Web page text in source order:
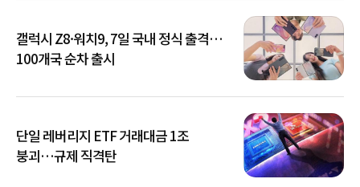
갤럭시 Z8·워치9, 7일 국내 정식 출격…
100개국 순차 출시
단일 레버리지 ETF 거래대금 1조
붕괴…규제 직격탄